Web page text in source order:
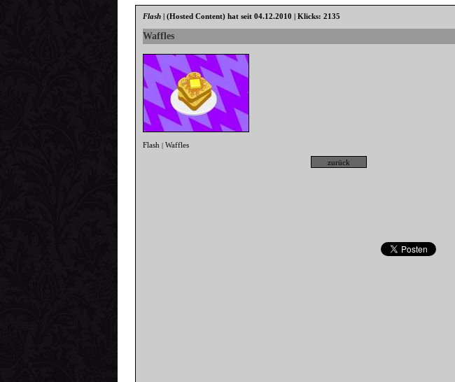
Flash |(Hosted Content) hat seit 04.12.2010 | Klicks: 2135
Waffles
Flash |Waffles